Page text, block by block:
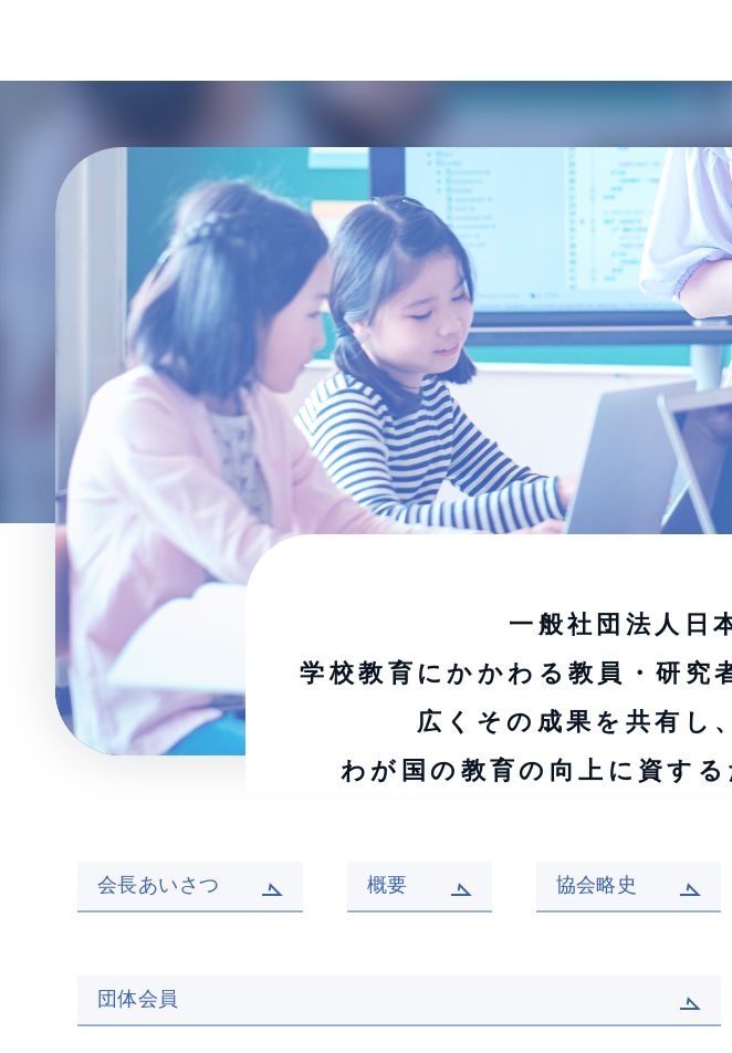
一般社団法人日
学校教育にかかわる教員・研究
広くその成果を共有し
わが国の教育の向上に資す
会長あいさつ 概要 協会略史
団体会員